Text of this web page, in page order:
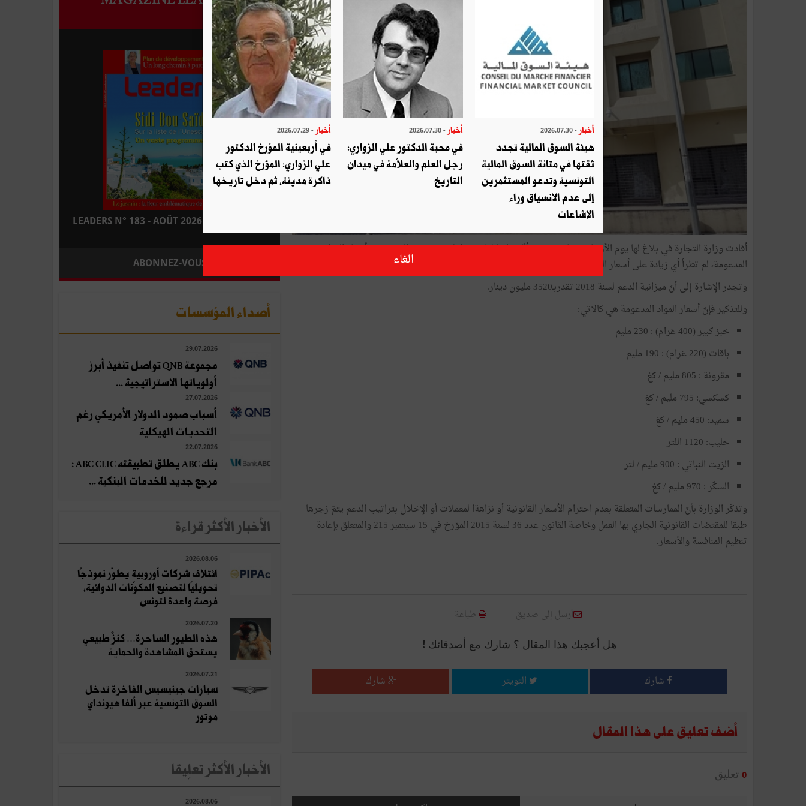
أفادت وزارة التجارة في بلاغ لها يوم الأربعاء 3 جانفي 2018 أنّه خلافا لما تمّ تداوله بخصوص الترفيع في أسعار المواد
المدعومة، لم تطرأ أي زيادة على أسعار المواد المدعومة والتي ستحافظ علىالأسعار المعمول بها.
وتجدر الإشارة إلى أنّ ميزانية الدعم لسنة 2018 تقدربـ3520 مليون دينار.
وللتذكير فإنّ أسعار المواد المدعومة هي كالآتي:
خبز كبير (400 غرام) : 230 مليم
باقات (220 غرام) : 190 مليم
مقرونة : 805 مليم / كغ
كسكسي: 795 مليم / كغ
سميد: 450 مليم / كغ
حليب: 1120 اللتر
الزيت النباتي : 900 مليم / لتر
السكّر : 970 مليم / كغ
وتذكّر الوزارة بأنّ الممارسات المتعلقة بعدم احترام الأسعار القانونية أو نزاهةا لمعملات أو الإخلال بتراتيب الدعم يتمّ زجرها
طبقا للمقتضات القانونية الجاري بها العمل وخاصة القانون عدد 36 لسنة 2015 المؤرخ في 15 سبتمبر 215 والمتعلق بإعادة
تنظيم المنافسة والأسعار.
أرسل إلى صديق طباعة
هل أعجبك هذا المقال ؟ شارك مع أصدقائك !
شارك التويتر شارك
أضف تعليق على هذا المقال
0 تعليق
LEADERS N° 183 - AOÛT 2026 : EN KIOSQUE
ABONNEZ-VOUS
أصداء المؤسسات
29.07.2026
مجموعة QNB تواصل تنفيذ أبرز
أولوياتها الاستراتيجية ...
27.07.2026
أسباب صمود الدولار الأمريكي رغم
التحديات الهيكلية
22.07.2026
بنك ABC يطلق تطبيقته ABC CLIC :
مرجع جديد للخدمات البنكية ...
الأخبار الأكثر قراءة
2026.08.06
ائتلاف شركات أوروبية يطوّر نموذجًا
تحويليًا لتصنيع المكوّنات الدوائية،
فرصة واعدة لتونس
2026.07.20
هذه الطيور الساحرة… كنزٌ طبيعي
يستحق المشاهدة والحماية
2026.07.21
سيارات جينيسيس الفاخرة تدخل
السوق التونسية عبر ألفا هيونداي
موتور
الأخبار الأكثر تعلِيقا
2026.08.06
أخبار - 2026.07.30
هيئة السوق المالية تجدد
ثقتها في متانة السوق المالية
التونسية وتدعو المستثمرين
إلى عدم الانسياق وراء
الإشاعات
أخبار - 2026.07.30
في محبة الدكتور علي الزواري:
رجل العلم والعلاّمة في ميدان
التاريخ
أخبار - 2026.07.29
في أربعينية المؤرخ الدكتور
علي الزواري: المؤرخ الذي كتب
ذاكرة مدينة، ثم دخل تاريخها
الغاء